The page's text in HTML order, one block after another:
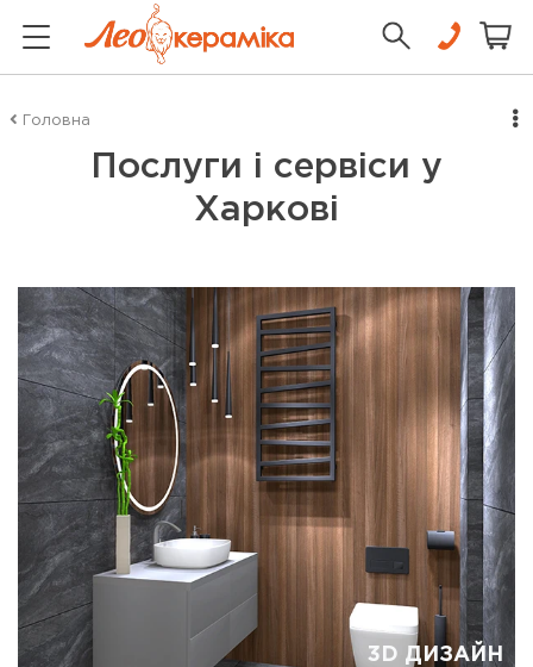
Головна
Послуги і сервіси у
Харкові
3D ДИЗАЙН